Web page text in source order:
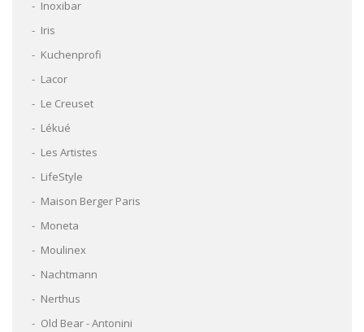
Inoxibar
Iris
Kuchenprofi
Lacor
Le Creuset
Lékué
Les Artistes
LifeStyle
Maison Berger Paris
Moneta
Moulinex
Nachtmann
Nerthus
Old Bear - Antonini